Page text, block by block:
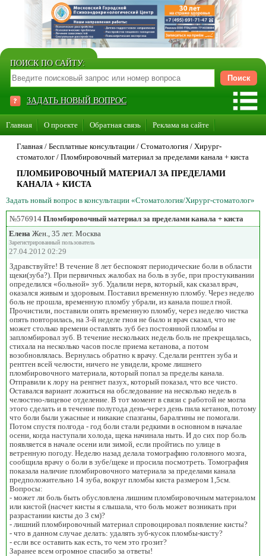
ПОИСК ПО САЙТУ:
ЗАДАТЬ НОВЫЙ ВОПРОС
Главная О проекте Обратная связь Реклама на сайте
Стать консультантом нашего сайта
Суперакция «Каждому врачу свой сайт»
Главная / Бесплатные консультации / Стоматология / Хирург-
стоматолог / Пломбировочный материал за пределами канала + киста
ПЛОМБИРОВОЧНЫЙ МАТЕРИАЛ ЗА ПРЕДЕЛАМИ
КАНАЛА + КИСТА
Задать новый вопрос в консультации «Стоматология/Хирург-стоматолог»
№576914 Пломбировочный материал за пределами канала + киста
Елена Жен., 35 лет. Москва
Зарегистрированный пользователь
27.04.2012 02:29
Здравствуйте! В течение 8 лет беспокоят периодические боли в области
щеки(зуба?). При первичных жалобах на боль в зубе, при простукивании
определился «больной» зуб. Удалили нерв, который, как сказал врач,
оказался живым и здоровым. Поставил временную пломбу. Через неделю
боль не прошла, временную пломбу убрали, из канала пошел гной.
Прочистили, поставили опять временную пломбу, через неделю чистка
опять повторилась, на 3-й неделе гноя не было и врач сказал, что не
может столько времени оставлять зуб без постоянной пломбы и
запломбировал зуб. В течение нескольких недель боль не прекрещалась,
стихала на несколько часов после приема кетанова, а потом
возобновлялась. Вернулась обратно к врачу. Сделали рентген зуба и
рентген всей челюсти, ничего не увидели, кроме лишнего
пломбировочного материала, который попал за пределы канала.
Отправили к лору на ренгнет пазух, который показал, что все чисто.
Оставался вариант ложиться на обследование на несколько недель в
челюстно-лицевое отделение. В тот момент в связи с работой не могла
этого сделать и в течение полугода день-через день пила кетанов, потому
что боли были ужасные и никакие спазганы, баралгины не помогали.
Потом спустя полгода - год боли стали редкими в основном в началае
осени, когда наступали холода, щека начинала ныть. И до сих пор боль
появляется в начале осени или зимой, если пройтись по улице в
ветренную погоду. Неделю назад делала томографию головного мозга,
сообщила врачу о боли в зубе/щеке и просила посмотреть. Томография
показала наличие пломбировочного материала за пределами канала
предположительно 14 зуба, вокруг пломбы киста размером 1,5см.
Вопросы:
- может ли боль быть обусловлена лишним пломбировочным материалом
или кистой (насчет кисты я слышала, что боль может возникать при
разрастании кисты до 3 см)?
- лишний пломбировочный материал спровоцировал появление кисты?
- что в данном случае делать: удалять зуб-кусок пломбы-кисту?
- если все оставить как есть, то чем это грозит?
Заранее всем огромное спасибо за ответы!